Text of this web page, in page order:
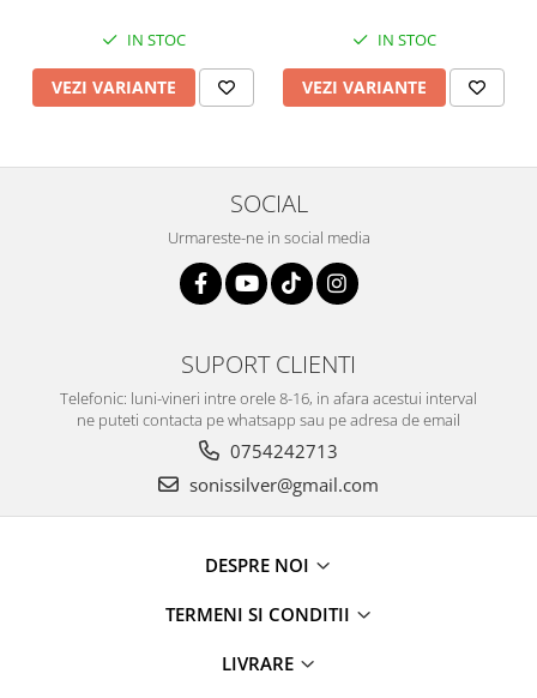
IN STOC
VEZI VARIANTE
IN STOC
VEZI VARIANTE
SOCIAL
Urmareste-ne in social media
SUPORT CLIENTI
Telefonic: luni-vineri intre orele 8-16, in afara acestui interval
ne puteti contacta pe whatsapp sau pe adresa de email
0754242713
sonissilver@gmail.com
DESPRE NOI
TERMENI SI CONDITII
LIVRARE